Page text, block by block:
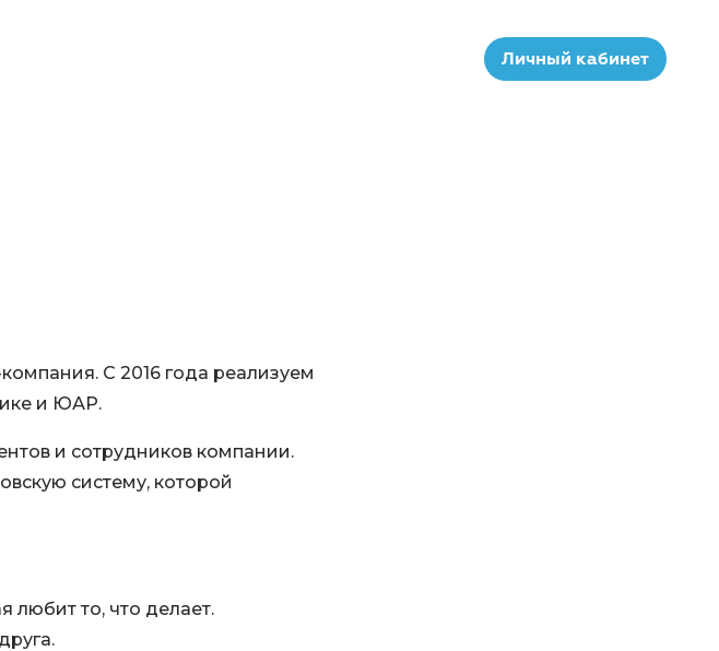
Личный кабинет
С 2016 года реализуем
и ЮАР.
и сотрудников компании.
систему, которой
любит то, что делает.